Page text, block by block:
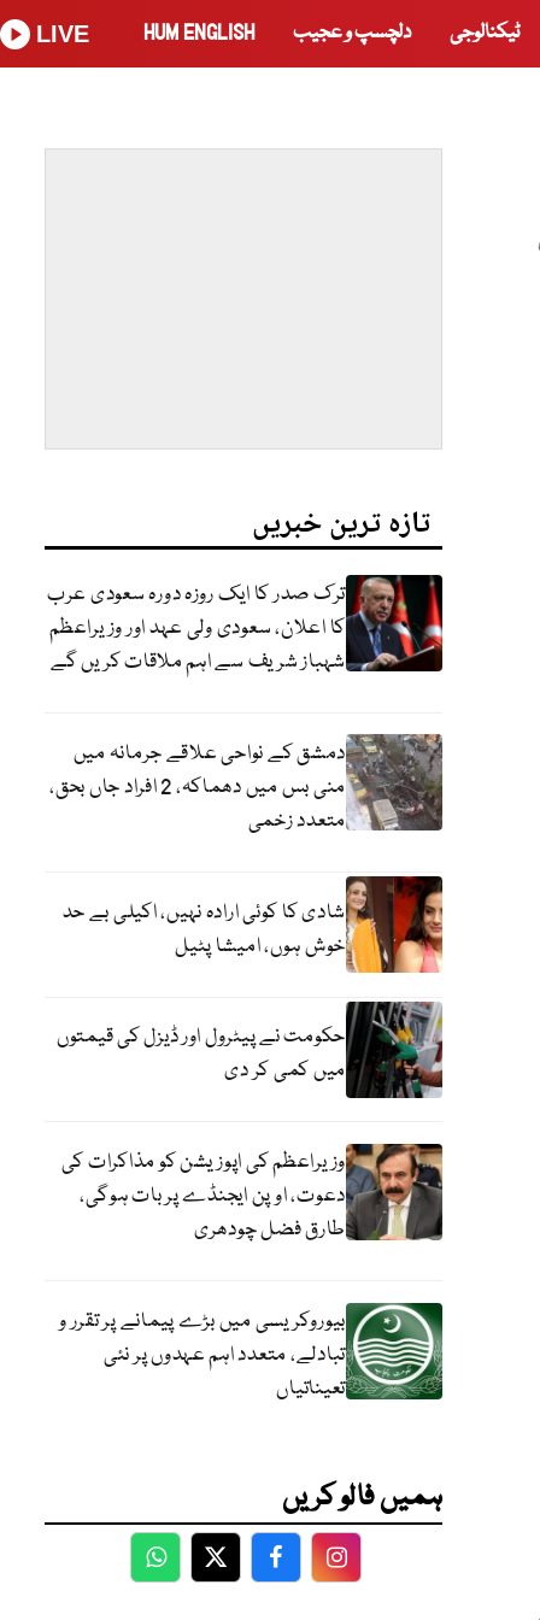
ٹیکنالوجی دلچسپ و عجیب HUM ENGLISH
LIVE
تازہ ترین خبریں
ترک صدر کا ایک روزہ دورہ سعودی عرب
کا اعلان، سعودی ولی عہد اور وزیراعظم
شہباز شریف سے اہم ملاقات کریں گے
دمشق کے نواحی علاقے جرمانہ میں
منی بس میں دھماکہ، 2 افراد جاں بحق،
متعدد زخمی
شادی کا کوئی ارادہ نہیں، اکیلی بے حد
خوش ہوں، امیشا پٹیل
حکومت نے پیٹرول اور ڈیزل کی قیمتوں
میں کمی کر دی
وزیراعظم کی اپوزیشن کو مذاکرات کی
دعوت، اوپن ایجنڈے پر بات ہوگی،
طارق فضل چودھری
بیوروکریسی میں بڑے پیمانے پر تقرر و
تبادلے، متعدد اہم عہدوں پر نئی
تعیناتیاں
ہمیں فالو کریں
WhatsApp
TwitterFacebookFacebook